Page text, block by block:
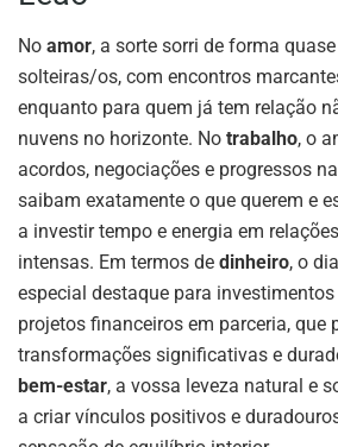
No amor, a sorte sorri de forma
solteiras/os, com encontros
enquanto para quem já tem relação
nuvens no horizonte. No trabalho, o
acordos, negociações e progressos
saibam exatamente o que querem e
a investir tempo e energia em
intensas. Em termos de dinheiro, o
especial destaque para
projetos financeiros em parceria, que
transformações significativas e
bem-estar, a vossa leveza natural e
a criar vínculos positivos e